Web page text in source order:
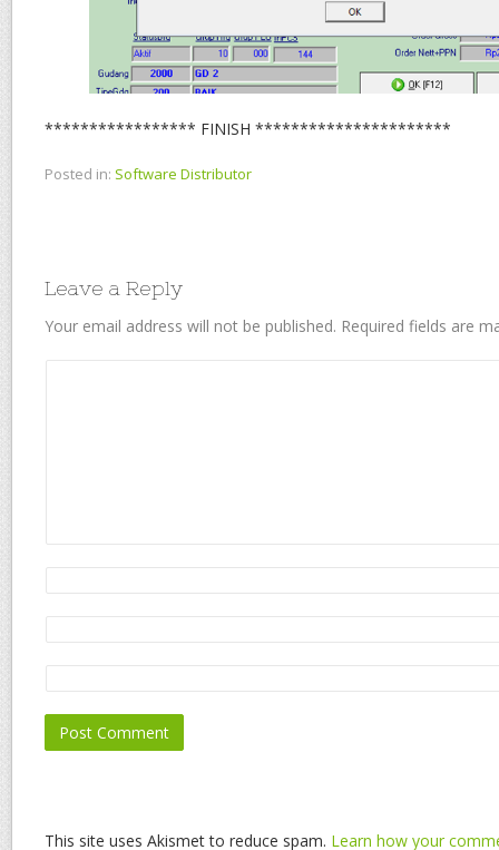
***************** FINISH **********************
Posted in: Software Distributor
Leave a Reply
Your email address will not be published. Required fields are
This site uses Akismet to reduce spam. Learn how your